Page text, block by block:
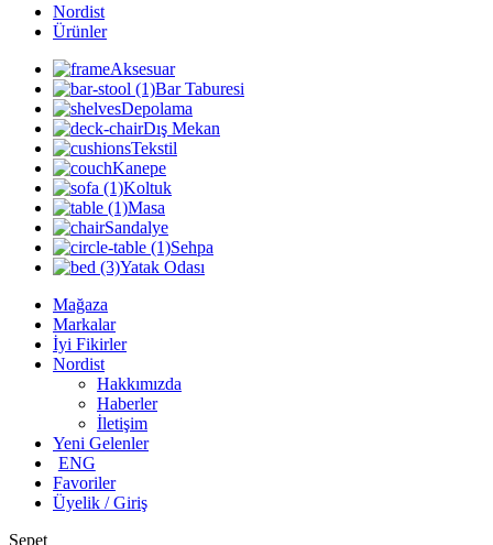
Nordist
Ürünler
Aksesuar
Bar Taburesi
Depolama
Dış Mekan
Tekstil
Kanepe
Koltuk
Masa
Sandalye
Sehpa
Yatak Odası
Mağaza
Markalar
İyi Fikirler
Nordist
Hakkımızda
Haberler
İletişim
Yeni Gelenler
ENG
Favoriler
Üyelik / Giriş
Sepet